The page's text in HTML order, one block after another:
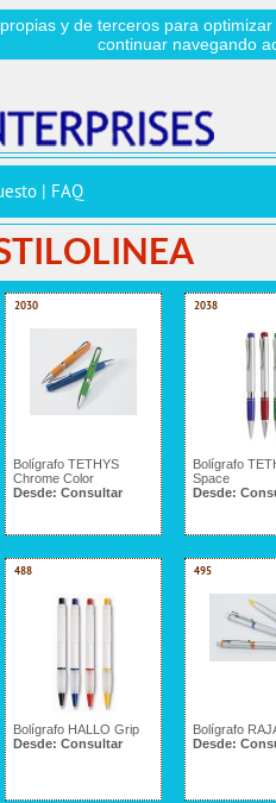
y de terceros para
continuar navegando
FAQ
2030
Bolígrafo TETHYS
Chrome Color
Desde: Consultar
2038
Bolígrafo
Space
Desde:
488
Bolígrafo HALLO Grip
Desde: Consultar
495
Bolígrafo
Desde: